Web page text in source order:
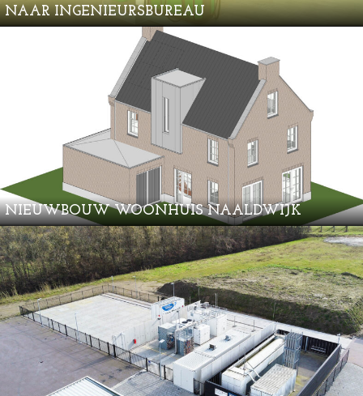
NAAR INGENIEURSBUREAU
NIEUWBOUW WOONHUIS NAALDWIJK